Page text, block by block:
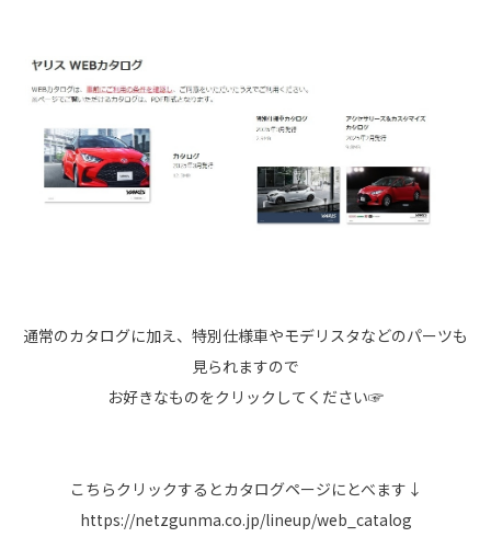
通常のカタログに加え、特別仕様車やモデリスタなどのパーツも
見られますので
お好きなものをクリックしてください☞
こちらクリックするとカタログページにとべます↓
https://netzgunma.co.jp/lineup/web_catalog